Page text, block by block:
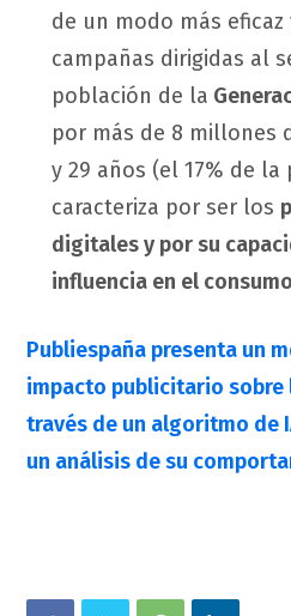
de un modo más
campañas dirigidas al
población de la
por más de 8 millones
y 29 años (el 17% de
caracteriza por ser los
digitales y por su
influencia en el consumo
Publiespaña presenta un
impacto publicitario sobre
través de un algoritmo de
un análisis de su